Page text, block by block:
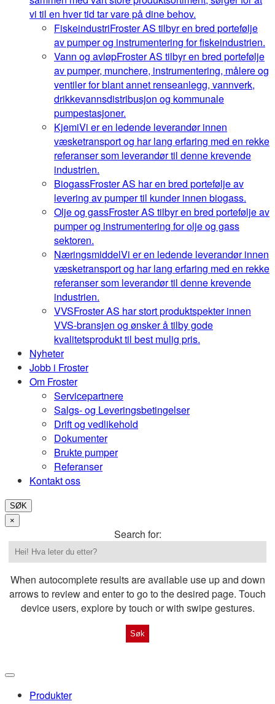
vi til en hver tid tar vare på dine behov.
FiskeindustriFroster AS tilbyr en bred portefølje
av pumper og instrumentering for fiskeindustrien.
Vann og avløpFroster AS tilbyr en bred portefølje
av pumper, munchere, instrumentering, målere og
ventiler for blant annet renseanlegg, vannverk,
drikkevannsdistribusjon og kommunale
pumpestasjoner.
KjemiVi er en ledende leverandør innen
væsketransport og har lang erfaring med en rekke
referanser som leverandør til denne krevende
industrien.
BiogassFroster AS har en bred portefølje av
levering av pumper til kunder innen biogass.
Olje og gassFroster AS tilbyr en bred portefølje av
pumper og instrumentering for olje og gass
sektoren.
NæringsmiddelVi er en ledende leverandør innen
væsketransport og har lang erfaring med en rekke
referanser som leverandør til denne krevende
industrien.
VVSFroster AS har stort produktspekter innen
VVS-bransjen og ønsker å tilby gode
kvalitetsprodukt til best mulig pris.
Nyheter
Jobb i Froster
Om Froster
Servicepartnere
Salgs- og Leveringsbetingelser
Drift og vedlikehold
Dokumenter
Brukte pumper
Referanser
Kontakt oss
SØK
×
Search for:
When autocomplete results are available use up and down
arrows to review and enter to go to the desired page. Touch
device users, explore by touch or with swipe gestures.
Produkter